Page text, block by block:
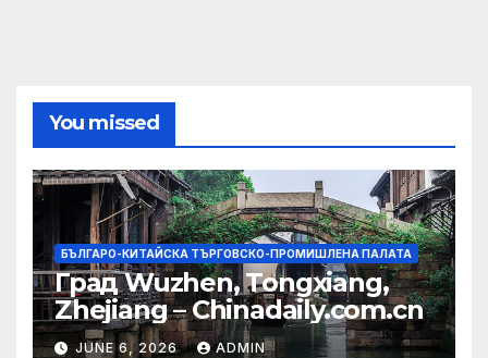
You missed
БЪЛГАРО-КИТАЙСКА ТЪРГОВСКО-ПРОМИШЛЕНА ПАЛАТА
Град Wuzhen, Tongxiang,
Zhejiang – Chinadaily.com.cn
JUNE 6, 2026 ADMIN